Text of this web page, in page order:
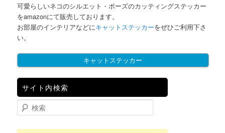
可愛らしいネコのシルエット・ポーズのカッティングステッカー
をamazonにて販売しております。
お部屋のインテリアなどにキャットステッカーをぜひご利用下さ
い。
キャットステッカー
サイト内検索
検索